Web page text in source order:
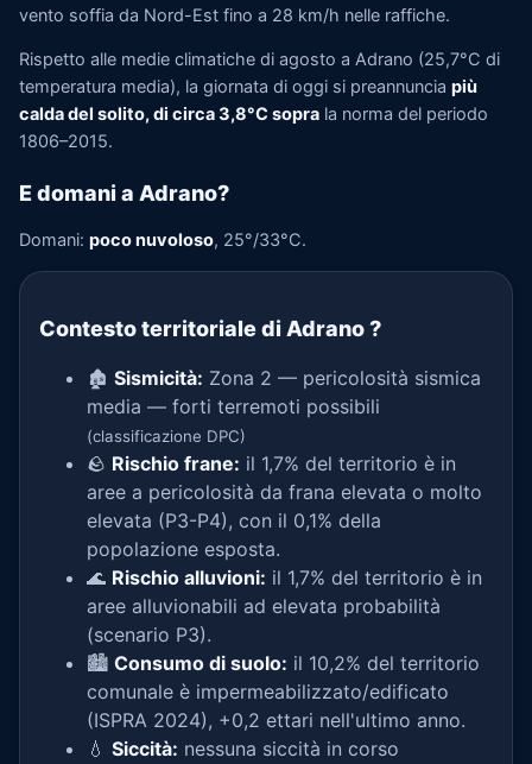
vento soffia da Nord-Est fino a 28 km/h nelle raffiche.
Rispetto alle medie climatiche di agosto a Adrano (25,7°C di
temperatura media), la giornata di oggi si preannuncia più
calda del solito, di circa 3,8°C sopra la norma del periodo
1806–2015.
E domani a Adrano?
Domani: poco nuvoloso, 25°/33°C.
Contesto territoriale di Adrano?
🏚️ Sismicità: Zona 2 — pericolosità sismica
media — forti terremoti possibili
(classificazione DPC)
🪨 Rischio frane: il 1,7% del territorio è in
aree a pericolosità da frana elevata o molto
elevata (P3-P4), con il 0,1% della
popolazione esposta.
🌊 Rischio alluvioni: il 1,7% del territorio è in
aree alluvionabili ad elevata probabilità
(scenario P3).
🏙️ Consumo di suolo: il 10,2% del territorio
comunale è impermeabilizzato/edificato
(ISPRA 2024), +0,2 ettari nell'ultimo anno.
💧 Siccità: nessuna siccità in corso